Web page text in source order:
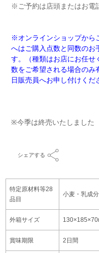
※ご予約は店頭またはお電
※オンラインショップから
へはご購入点数と同数のお
す。（種類はお店にお任せ
数をご希望される場合のみ
日販売員へお申し付けくだ
※今季は終売いたしました
シェアする
特定原材料等28
品目
小麦・乳成
外箱サイズ
賞味期限 2日間